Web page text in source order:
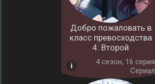
Добро пожаловать в
класс превосходства
4: Второй
4 cезон, 16 серия
Сериал